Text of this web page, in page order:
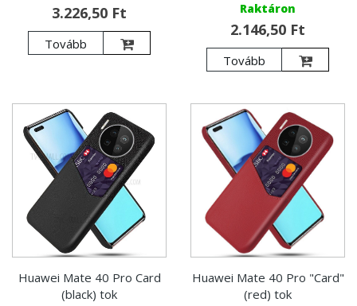
3.226,50 Ft
Tovább
Raktáron
2.146,50 Ft
Tovább
Huawei Mate 40 Pro Card
(black) tok
Huawei Mate 40 Pro "Card"
(red) tok